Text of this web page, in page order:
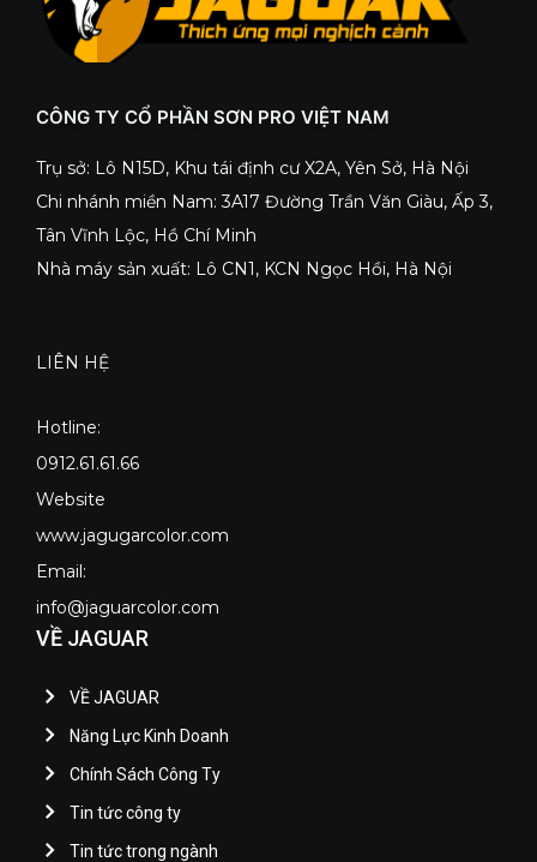
CÔNG TY CỔ PHẦN SƠN PRO VIỆT NAM
Trụ sở: Lô N15D, Khu tái định cư X2A, Yên Sở, Hà Nội
Chi nhánh miền Nam: 3A17 Đường Trần Văn Giàu, Ấp 3,
Tân Vĩnh Lộc, Hồ Chí Minh
Nhà máy sản xuất: Lô CN1, KCN Ngọc Hồi, Hà Nội
LIÊN HỆ
Hotline:
0912.61.61.66
Website
www.jagugarcolor.com
Email:
info@jaguarcolor.com
VỀ JAGUAR
VỀ JAGUAR
Năng Lực Kinh Doanh
Chính Sách Công Ty
Tin tức công ty
Tin tức trong ngành